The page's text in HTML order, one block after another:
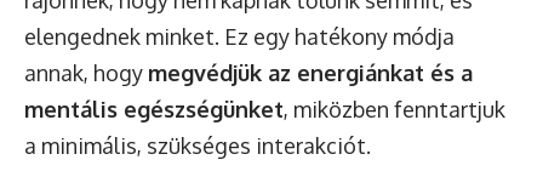
elengednek minket. Ez egy hatékony módja
annak, hogy megvédjük az energiánkat és a
mentális egészségünket, miközben fenntartjuk
a minimális, szükséges interakciót.